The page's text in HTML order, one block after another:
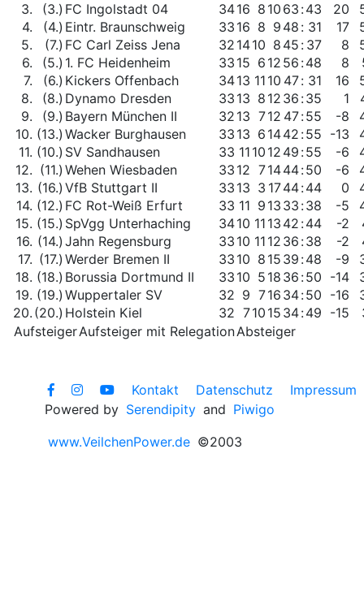
3.
(3.) FC Ingolstadt 04 3416 8 10 63 :43 20
4.
(4.) Eintr. Braunschweig 33 16 8 9 48 : 31 17
5.
(7.) FC Carl Zeiss Jena 32 1410 8 45 : 37 8
6.
(5.) 1. FC Heidenheim 33 15 6 12 56 :48 8
7.
(6.) Kickers Offenbach 3413 11 10 47: 31 16
8.
(8.) Dynamo Dresden 33 13 8 12 36 :35 1
9.
(9.) Bayern München II 32 13 712 47:55 -8
10. (13.) Wacker Burghausen 33 13 6 1442 :55 -13
11. (10.) SV Sandhausen 33 11 10 12 49 :55 -6
12. (11.) Wehen Wiesbaden 33 12 71444:50 -6
13. (16.) VfB Stuttgart II 33 13 3 1744:44 0
14. (12.) FC Rot-Weiß Erfurt 33 11 9 13 33 :38 -5
15. (15.) SpVgg Unterhaching 3410 11 13 42 :44 -2
16. (14.) Jahn Regensburg 33 10 11 12 36 :38 -2
17. (17.) Werder Bremen II 33 10 8 15 39 :48 -9
18. (18.) Borussia Dortmund II 33 10 5 18 36 :50 -14
19. (19.) Wuppertaler SV 32 9 716 34:50 -16
20. (20.) Holstein Kiel 32 710 15 34:49 -15
AufsteigerAufsteiger mit RelegationAbsteiger
Kontakt Datenschutz
Impressum
Powered by Serendipity and Piwigo
www.VeilchenPower.de ©2003